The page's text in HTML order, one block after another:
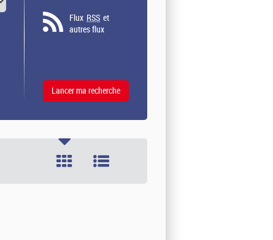
Flux RSS et
autres flux